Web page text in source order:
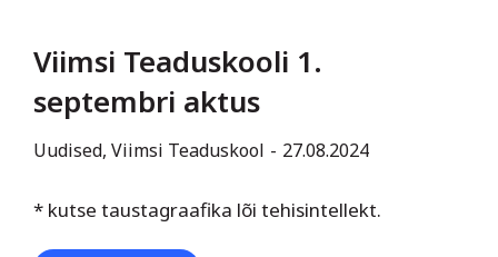
Viimsi Teaduskooli 1.
septembri aktus
Uudised, Viimsi Teaduskool 27.08.2024
* kutse taustagraafika lõi tehisintellekt.